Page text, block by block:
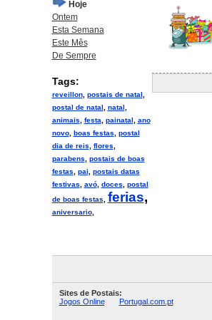
Hoje
Ontem
Esta Semana
Este Mês
De Sempre
Tags:
reveillon, postais de natal
postal de natal
natal
animais
festa painatal
ano
novo, boas festas
postal
dia de reis
flores
parabens
postais de boas
festas
pai
postais datas
festivas
avó, doces
postal
de boas festas
ferias,
aniversario,
Sites de Postais:
Jogos Online
Portugal.com.pt